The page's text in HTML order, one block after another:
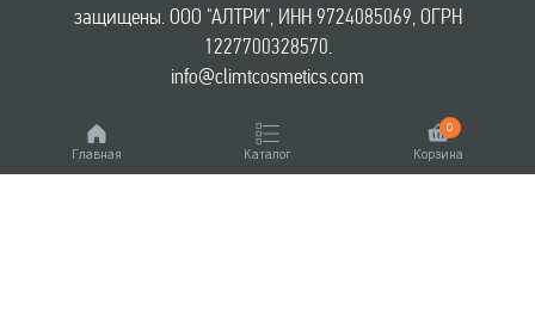
Главная Каталог Корзина
0
защищены. ООО "АЛТРИ", ИНН 9724085069, ОГРН
1227700328570.
info@climtcosmetics.com